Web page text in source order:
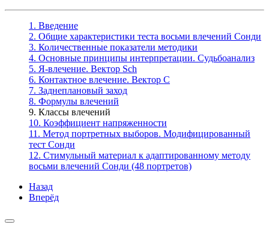
1. Введение
2. Общие характеристики теста восьми влечений Сонди
3. Количественные показатели методики
4. Основные принципы интерпретации. Судьбоанализ
5. Я-влечение. Вектор Sch
6. Контактное влечение. Вектор С
7. Заднеплановый заход
8. Формулы влечений
9. Классы влечений
10. Коэффициент напряженности
11. Метод портретных выборов. Модифицированный
тест Сонди
12. Стимульный материал к адаптированному методу
восьми влечений Сонди (48 портретов)
Назад
Вперёд